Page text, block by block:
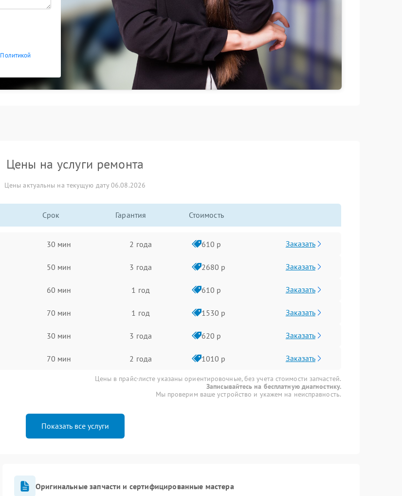
Политикой
Цены на услуги ремонта
Цены актуальны на текущую дату 06.08.2026
Срок Гарантия Стоимость
30 мин 2 года 610 р Заказать
50 мин 3 года 2680 р Заказать
60 мин 1 год 610 р Заказать
70 мин 1 год 1530 р Заказать
30 мин 3 года 620 р Заказать
70 мин 2 года 1010 р Заказать
Цены в прайс-листе указаны ориентировочные, без учета стоимости запчастей.
Записывайтесь на бесплатную диагностику.
Мы проверим ваше устройство и укажем на неисправность.
Показать все услуги
Оригинальные запчасти и сертифицированные мастера